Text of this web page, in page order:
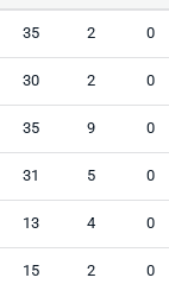
35 2 0
30 2 0
35 9 0
31 5 0
13 4 0
15 2 0